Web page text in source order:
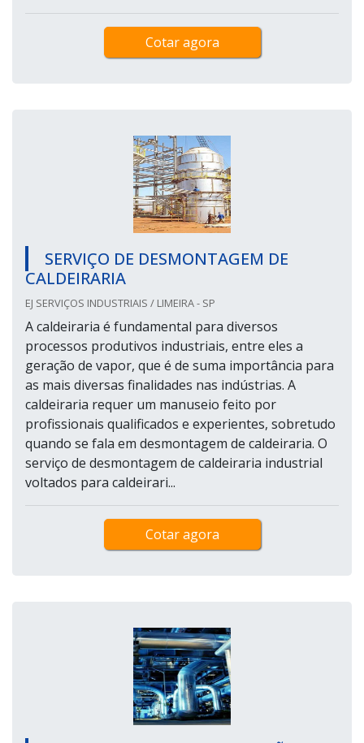
Cotar agora
SERVIÇO DE DESMONTAGEM DE
CALDEIRARIA
EJ SERVIÇOS INDUSTRIAIS / LIMEIRA - SP
A caldeiraria é fundamental para diversos
processos produtivos industriais, entre eles a
geração de vapor, que é de suma importância para
as mais diversas finalidades nas indústrias. A
caldeiraria requer um manuseio feito por
profissionais qualificados e experientes, sobretudo
quando se fala em desmontagem de caldeiraria. O
serviço de desmontagem de caldeiraria industrial
voltados para caldeirari...
Cotar agora